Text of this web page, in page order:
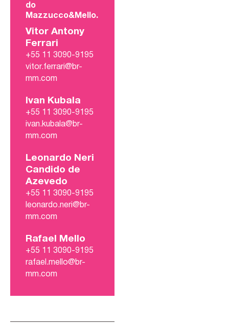
do
Mazzucco&Mello.
Vitor Antony
Ferrari
+55 11 3090-9195
vitor.ferrari@br-
mm.com
Ivan Kubala
+55 11 3090-9195
ivan.kubala@br-
mm.com
Leonardo Neri
Candido de
Azevedo
+55 11 3090-9195
leonardo.neri@br-
mm.com
Rafael Mello
+55 11 3090-9195
rafael.mello@br-
mm.com